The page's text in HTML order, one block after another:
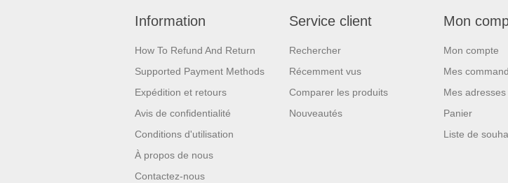
Information
How To Refund And Return
Supported Payment Methods
Expédition et retours
Avis de confidentialité
Conditions d'utilisation
À propos de nous
Contactez-nous
Service client
Rechercher
Récemment vus
Comparer les produits
Nouveautés
Mon
Mon compte
Mes
Mes adresses
Panier
Liste de